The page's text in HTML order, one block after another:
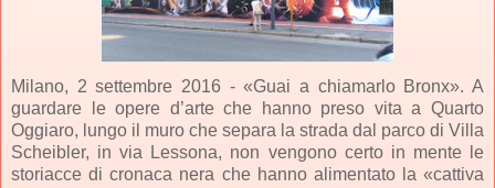
Milano, 2 settembre 2016 - «Guai a chiamarlo Bronx». A
guardare le opere d’arte che hanno preso vita a Quarto
Oggiaro, lungo il muro che separa la strada dal parco di Villa
Scheibler, in via Lessona, non vengono certo in mente le
storiacce di cronaca nera che hanno alimentato la «cattiva